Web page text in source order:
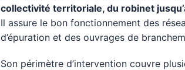
collectivité territoriale, du robinet
Il assure le bon fonctionnement des
d’épuration et des ouvrages de
Son périmètre d’intervention couvre